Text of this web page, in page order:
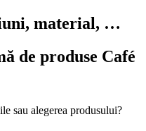
material, …
de produse Café
sau alegerea produsului?